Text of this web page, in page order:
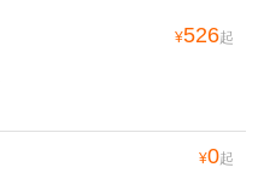
¥526起
¥0起